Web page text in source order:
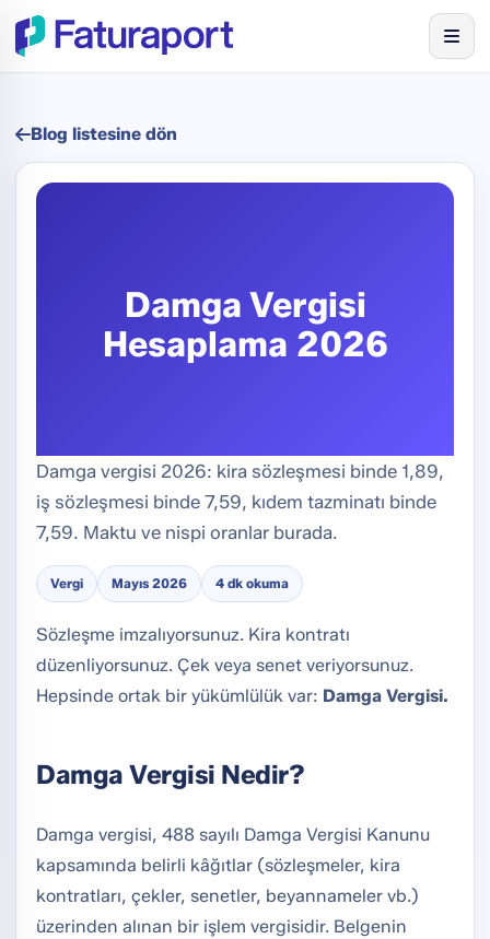
Blog listesine dön
Damga Vergisi
Hesaplama 2026
Damga vergisi 2026: kira sözleşmesi binde 1,89,
iş sözleşmesi binde 7,59, kıdem tazminatı binde
7,59. Maktu ve nispi oranlar burada.
Vergi Mayıs 2026 4 dk okuma
Sözleşme imzalıyorsunuz. Kira kontratı
düzenliyorsunuz. Çek veya senet veriyorsunuz.
Hepsinde ortak bir yükümlülük var: Damga Vergisi.
Damga Vergisi Nedir?
Damga vergisi, 488 sayılı Damga Vergisi Kanunu
kapsamında belirli kâğıtlar (sözleşmeler, kira
kontratları, çekler, senetler, beyannameler vb.)
üzerinden alınan bir işlem vergisidir. Belgenin